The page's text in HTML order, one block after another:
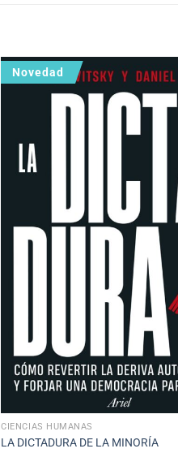
Novedad
CIENCIAS HUMANAS
LA DICTADURA DE LA MINORÍA